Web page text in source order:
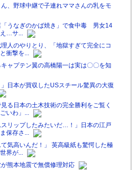
ん、野球中継で子連れママさんの乳をモ
「うなぎのかば焼き」で食中毒 男女14
え…サ...
人のやりとり、「地獄すぎて完全にコ
衝撃を...
ャプテン翼の高橋陽一は実は〇〇を知
日本が買収したUSスチール驚異の大復
る日本の土木技術の完全勝利をご覧く
いわ」...
リップしたみたいだ…！」日本の江戸
保存さ...
気高いんだ！」 英高級紙も驚愕した極
界が...
熊本地震で無償修理対応